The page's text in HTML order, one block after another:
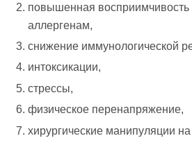
повышенная восприимчивость
аллергенам,
снижение иммунологической
интоксикации,
стрессы,
физическое перенапряжение,
хирургические манипуляции